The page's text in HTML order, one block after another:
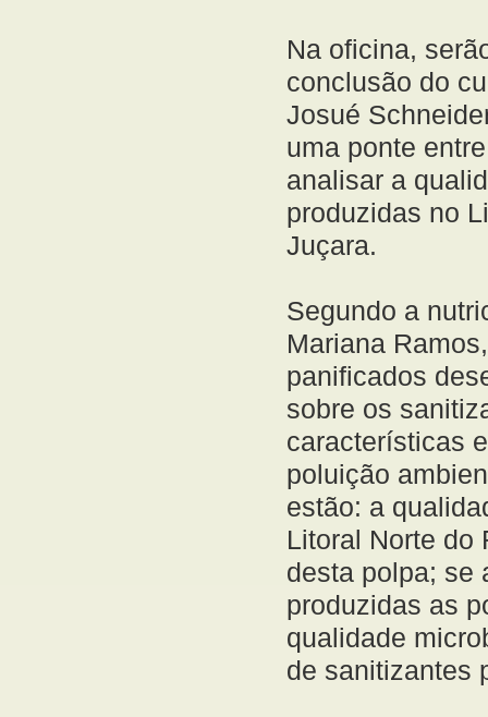
Na oficina,
conclusão do
Josué
uma ponte
analisar a
produzidas no
Juçara.
Segundo a
Mariana
panificados
sobre os
características
poluição
estão: a
Litoral Norte do
desta polpa; se
produzidas as
qualidade
de sanitizantes